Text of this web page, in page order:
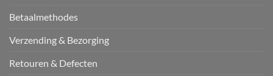
Betaalmethodes
Verzending & Bezorging
Retouren & Defecten